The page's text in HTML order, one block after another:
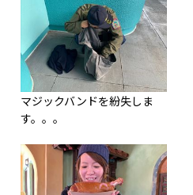
マジックバンドを紛失しま
す。。。